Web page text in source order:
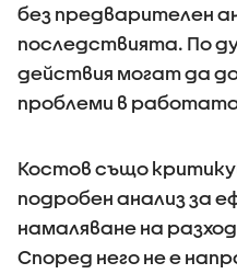
без предварителен
последствията. По
действия могат да
проблеми в
Костов също
подробен анализ за
намаляване на
Според него не е